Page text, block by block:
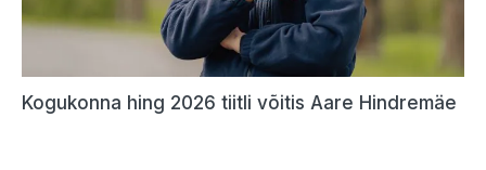
Kogukonna hing 2026 tiitli võitis Aare Hindremäe